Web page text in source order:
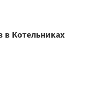
в Котельниках